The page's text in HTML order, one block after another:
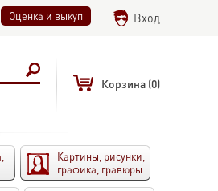
Оценка и выкуп Вход
Корзина (0)
Картины, рисунки,
графика, гравюры